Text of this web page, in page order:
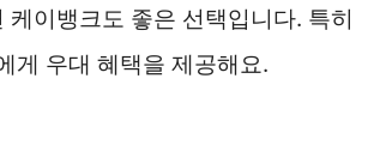
케이뱅크도 좋은 선택입니다. 특히
게 우대 혜택을 제공해요.